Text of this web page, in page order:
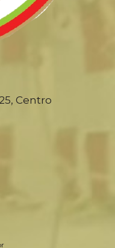
Centro